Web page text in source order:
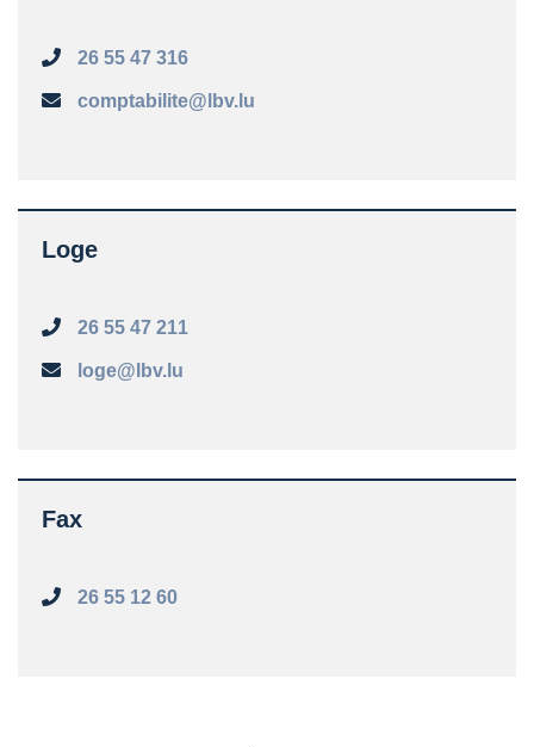
26 55 47 316
comptabilite@lbv.lu
Loge
26 55 47 211
loge@lbv.lu
Fax
26 55 12 60